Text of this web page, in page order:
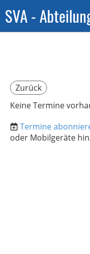
SVA -
Zurück
Keine Termine
Termine
oder Mobilgeräte